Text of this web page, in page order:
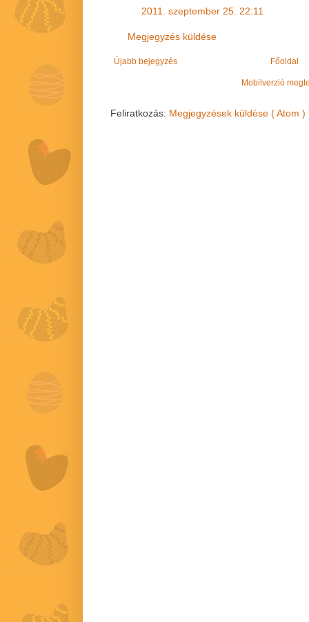
2011. szeptember 25. 22:11
Megjegyzés küldése
Újabb bejegyzés Főoldal
Mobilverzió
Feliratkozás: Megjegyzések küldése ( Atom )